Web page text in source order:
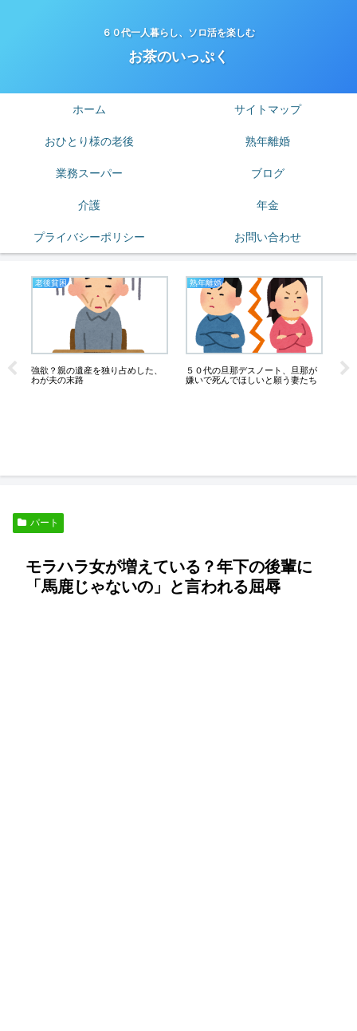
６０代一人暮らし、ソロ活を楽しむ
お茶のいっぷく
ホーム サイトマップ
おひとり様の老後 熟年離婚
業務スーパー ブログ
介護 年金
プライバシーポリシー お問い合わせ
老後貧困
強欲？親の遺産を独り占めした、
わが夫の末路
熟年離婚
５０代の旦那デスノート、旦那が
嫌いで死んでほしいと願う妻たち
は
パート
モラハラ女が増えている？年下の後輩に
「馬鹿じゃないの」と言われる屈辱